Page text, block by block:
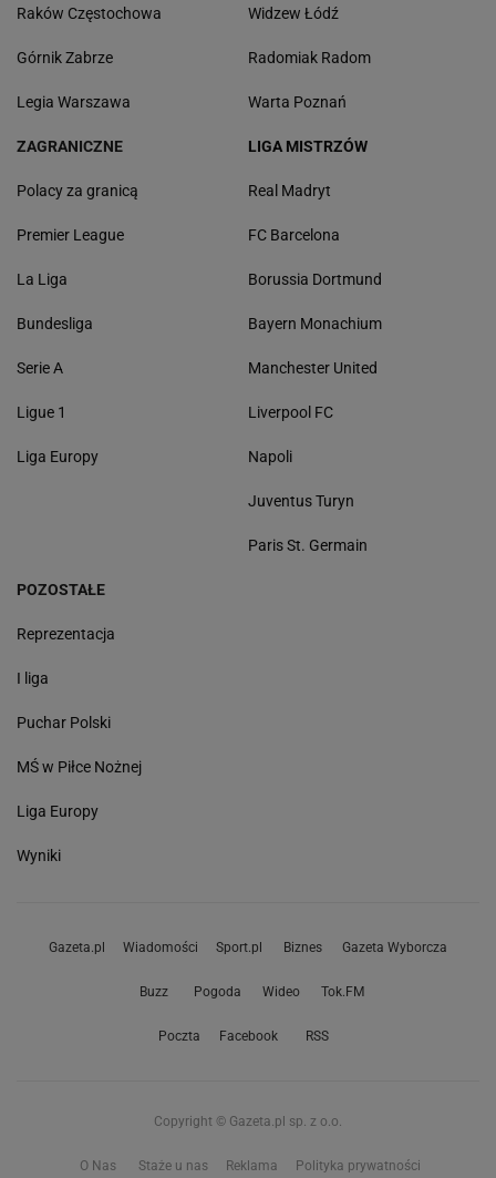
Raków Częstochowa
Górnik Zabrze
Legia Warszawa
Widzew Łódź
Radomiak Radom
Warta Poznań
ZAGRANICZNE
Polacy za granicą
Premier League
La Liga
Bundesliga
Serie A
Ligue 1
Liga Europy
LIGA MISTRZÓW
Real Madryt
FC Barcelona
Borussia Dortmund
Bayern Monachium
Manchester United
Liverpool FC
Napoli
Juventus Turyn
Paris St. Germain
POZOSTAŁE
Reprezentacja
I liga
Puchar Polski
MŚ w Piłce Nożnej
Liga Europy
Wyniki
Gazeta.pl Wiadomości Sport.pl Biznes Gazeta Wyborcza
Buzz Pogoda Wideo Tok.FM
Poczta Facebook RSS
Copyright © Gazeta.pl sp. z o.o.
O Nas Staże u nas Reklama Polityka prywatności